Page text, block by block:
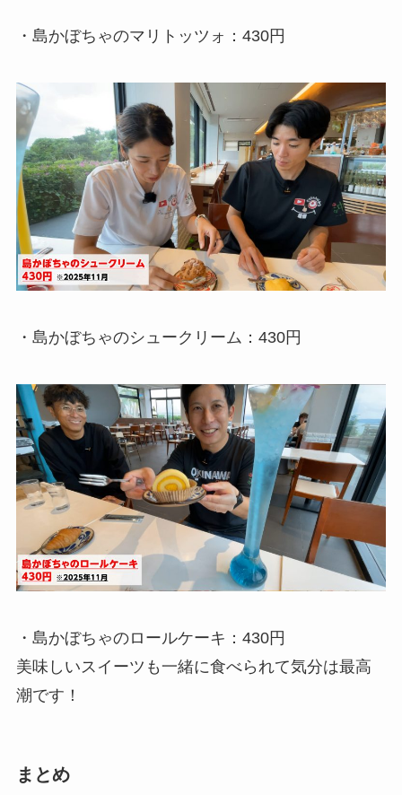
・島かぼちゃのマリトッツォ：430円
・島かぼちゃのシュークリーム：430円
・島かぼちゃのロールケーキ：430円
美味しいスイーツも一緒に食べられて気分は最高
潮です！
まとめ